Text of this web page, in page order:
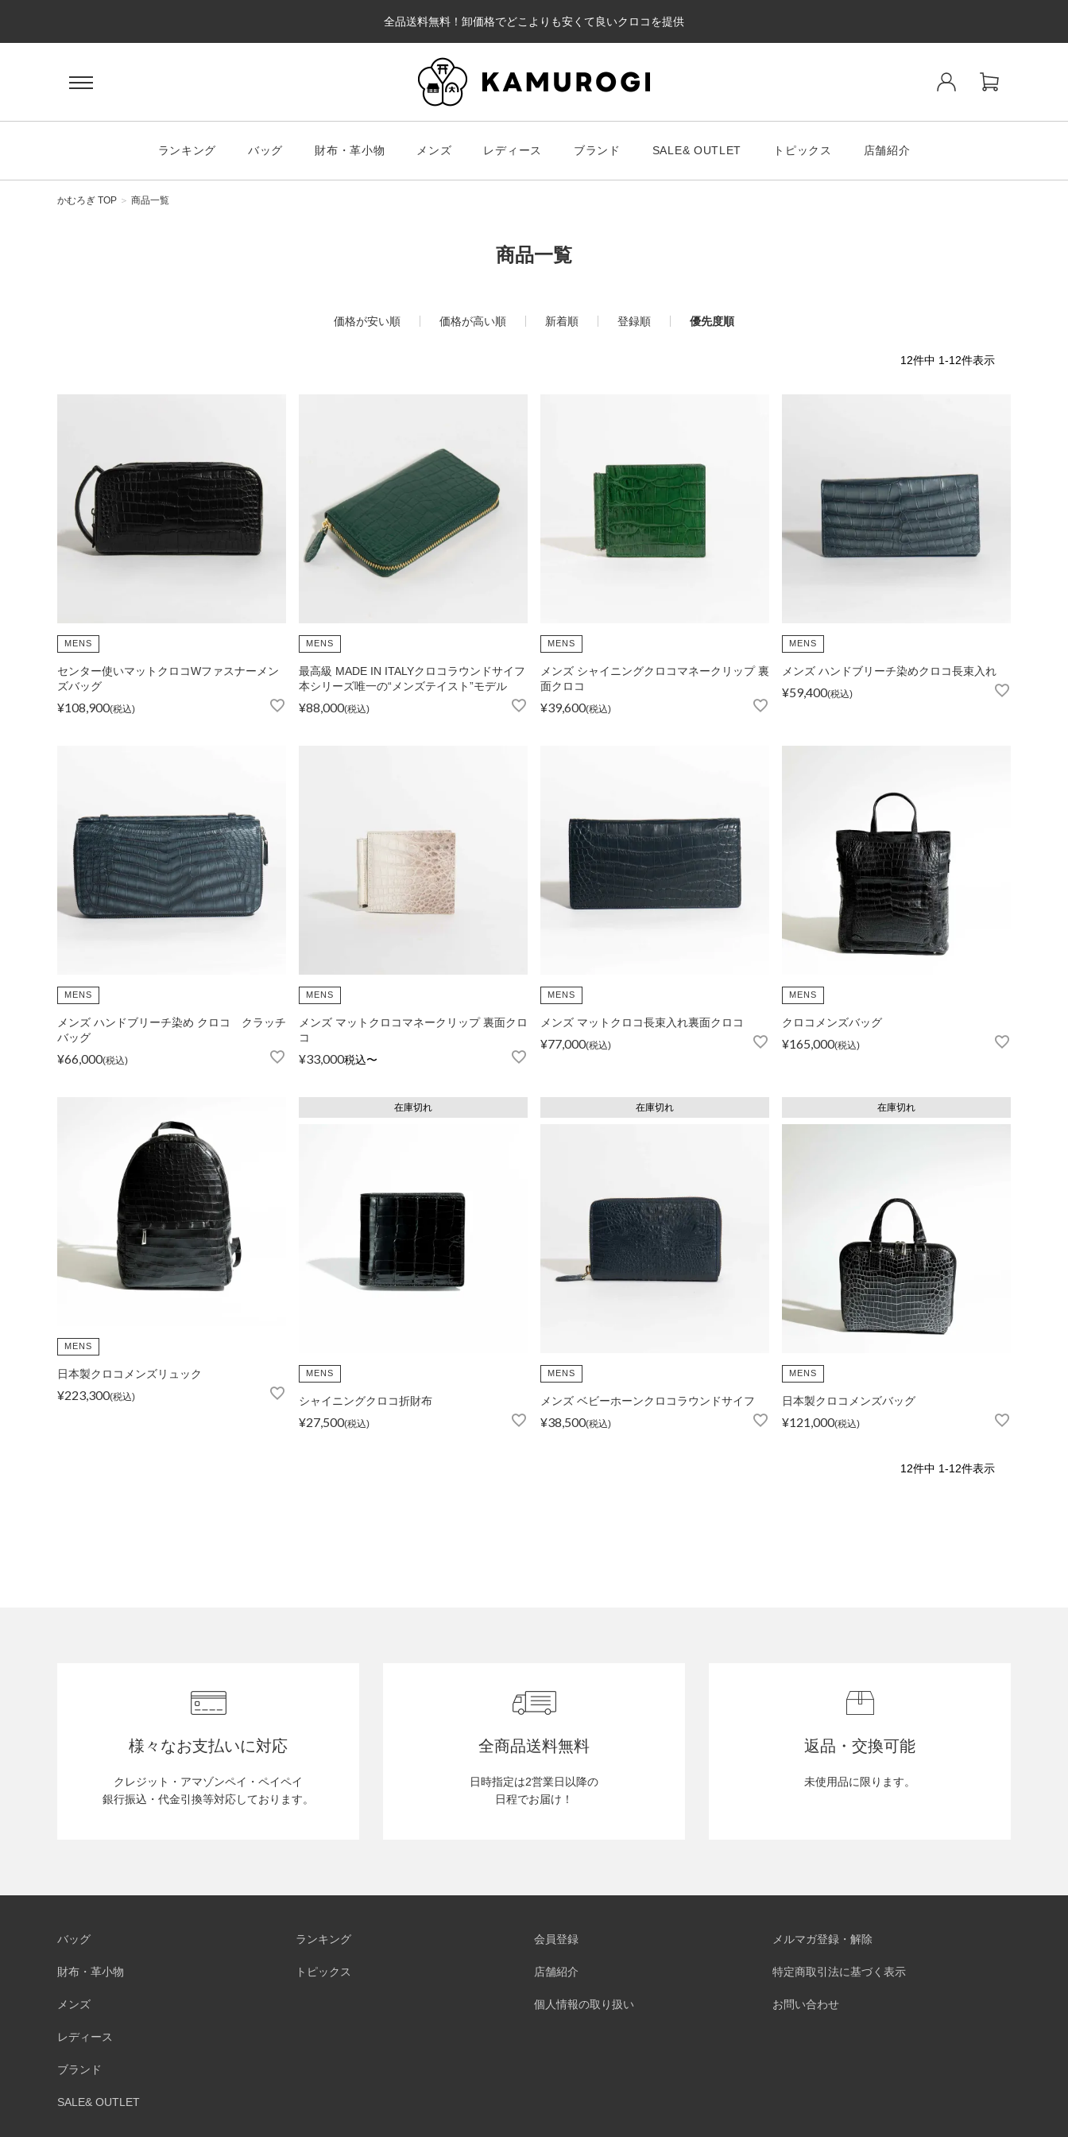
全品送料無料！卸価格でどこよりも安くて良いクロコを提供
ランキング バッグ 財布・革小物 メンズ レディース ブランド SALE& OUTLET トピックス 店舗紹介
KEYWORD
スマート財布
ベルト
ラウンド財布
Christiano Romeo
トピックス
INFORMATION メルマガ登録・解除 店舗紹介 特定商取引法に基づく表示 お問い合わせ
かむろぎ TOP 商品一覧
商品一覧
価格が安い順 価格が高い順 新着順 登録順 優先度順
12件中 1-12件表示
MENS
センター使いマットクロコWファスナーメン
ズバッグ
¥108,900 税込
MENS
最高級 MADE IN ITALYクロコラウンドサイフ
本シリーズ唯一の“メンズテイスト”モデル
¥88,000 税込
MENS
メンズ シャイニングクロコマネークリップ 裏
面クロコ
¥39,600 税込
MENS
メンズ ハンドブリーチ染めクロコ長束入れ
¥59,400 税込
MENS
メンズ ハンドブリーチ染め クロコ クラッチ
バッグ
¥66,000 税込
MENS
メンズ マットクロコマネークリップ 裏面クロ
コ
¥33,000税込〜
MENS
メンズ マットクロコ長束入れ裏面クロコ
¥77,000 税込
MENS
クロコメンズバッグ
¥165,000 税込
MENS
日本製クロコメンズリュック
¥223,300 税込
MENS
シャイニングクロコ折財布
¥27,500 税込
在庫切れ
MENS
メンズ ベビーホーンクロコラウンドサイフ
¥38,500 税込
在庫切れ
MENS
日本製クロコメンズバッグ
¥121,000 税込
在庫切れ
12件中 1-12件表示
様々なお支払いに対応
クレジット・アマゾンペイ・ペイペイ
銀行振込・代金引換等対応しております。
全商品送料無料
日時指定は2営業日以降の
日程でお届け！
返品・交換可能
未使用品に限ります。
バッグ
財布・革小物
メンズ
レディース
ブランド
SALE& OUTLET
ランキング
トピックス
会員登録 メルマガ登録・解除
店舗紹介 特定商取引法に基づく表示
個人情報の取り扱い お問い合わせ